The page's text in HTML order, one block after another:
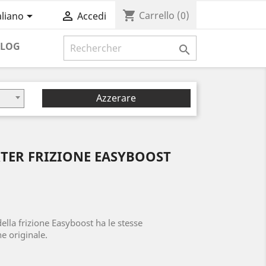
  Accedi shopping_cart Carrello (0)

Azzerare
FRIZIONE EASYBOOST
frizione Easyboost ha le stesse
originale.